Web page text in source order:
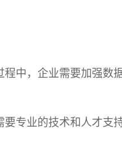
程中，企业需要加强
要专业的技术和人才